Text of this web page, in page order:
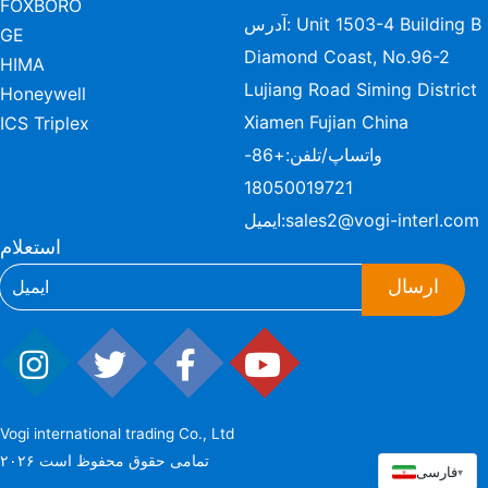
FOXBORO
GE
HIMA
Honeywell
ICS Triplex
آدرس: Unit 1503-4 Building B
Diamond Coast, No.96-2
Lujiang Road Siming District
Xiamen Fujian China
واتساپ/تلفن:
+86-
18050019721
ایمیل:sales2@vogi-interl.com
استعلام
ارسال
Vogi international trading Co., Ltd
۲۰۲۶ تمامی حقوق محفوظ است
فارسی▾